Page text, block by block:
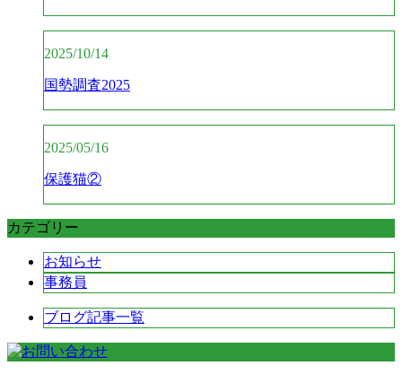
2025/10/14
国勢調査2025
2025/05/16
保護猫②
カテゴリー
お知らせ
事務員
ブログ記事一覧